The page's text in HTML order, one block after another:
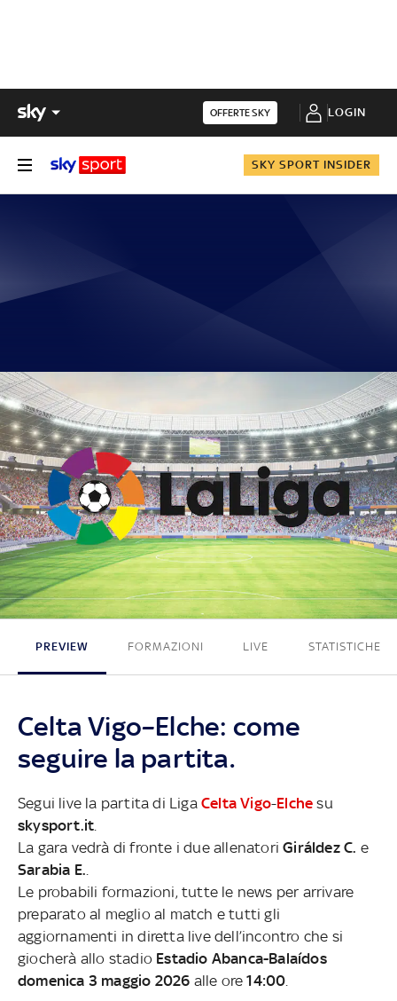
OFFERTE SKY LOGIN
SKY SPORT INSIDER
3 - 1
PREVIEW FORMAZIONI LIVE STATISTICHE
Celta Vigo–Elche: come
seguire la partita.
Segui live la partita di Liga Celta Vigo-Elche su
skysport.it
La gara vedrà di fronte i due allenatoriGiráldez C. e
Sarabia E.
Le probabili formazioni, tutte le news per arrivare
preparato al meglio al match e tutti gli
aggiornamenti in diretta live dell’incontro che si
giocherà allo stadio Estadio Abanca-Balaídos
domenica 3 maggio 2026 alle ore14:00